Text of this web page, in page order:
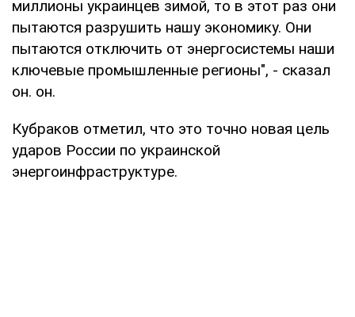
миллионы украинцев зимой, то в этот раз они
пытаются разрушить нашу экономику. Они
пытаются отключить от энергосистемы наши
ключевые промышленные регионы", - сказал
он. он.
Кубраков отметил, что это точно новая цель
ударов России по украинской
энергоинфраструктуре.